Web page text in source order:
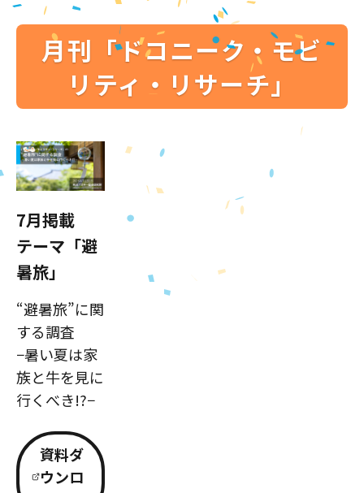
月刊「ドコニーク・モビ
リティ・リサーチ」
7月掲載
テーマ「避
暑旅」
“避暑旅”に関
する調査
−暑い夏は家
族と牛を見に
行くべき!?−
資料ダ
ウンロ